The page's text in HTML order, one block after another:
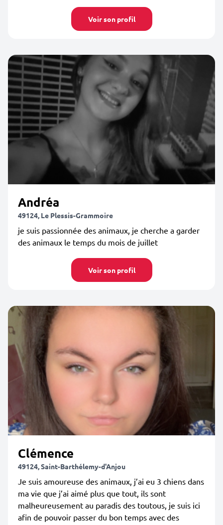
Voir son profil
Andréa
49124, Le Plessis-Grammoire
je suis passionnée des animaux, je cherche a garder
des animaux le temps du mois de juillet
Voir son profil
Clémence
49124, Saint-Barthélemy-d'Anjou
Je suis amoureuse des animaux, j’ai eu 3 chiens dans
ma vie que j’ai aimé plus que tout, ils sont
malheureusement au paradis des toutous, je suis ici
afin de pouvoir passer du bon temps avec des